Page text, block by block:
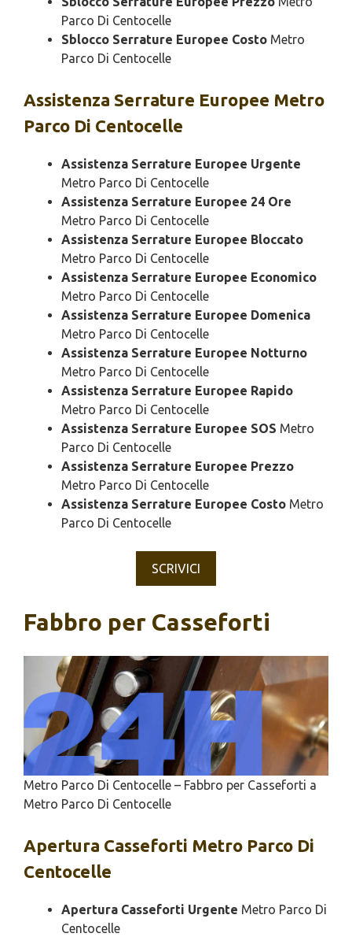
Parco Di Centocelle
Sblocco Serrature Europee Costo Metro
Parco Di Centocelle
Assistenza Serrature Europee Metro
Parco Di Centocelle
Assistenza Serrature Europee Urgente
Metro Parco Di Centocelle
Assistenza Serrature Europee 24 Ore
Metro Parco Di Centocelle
Assistenza Serrature Europee Bloccato
Metro Parco Di Centocelle
Assistenza Serrature Europee Economico
Metro Parco Di Centocelle
Assistenza Serrature Europee Domenica
Metro Parco Di Centocelle
Assistenza Serrature Europee Notturno
Metro Parco Di Centocelle
Assistenza Serrature Europee Rapido
Metro Parco Di Centocelle
Assistenza Serrature Europee SOS Metro
Parco Di Centocelle
Assistenza Serrature Europee Prezzo
Metro Parco Di Centocelle
Assistenza Serrature Europee Costo Metro
Parco Di Centocelle
SCRIVICI
Fabbro per Casseforti
Metro Parco Di Centocelle – Fabbro per Casseforti a
Metro Parco Di Centocelle
Apertura Casseforti Metro Parco Di
Centocelle
Apertura Casseforti Urgente Metro Parco Di
Centocelle